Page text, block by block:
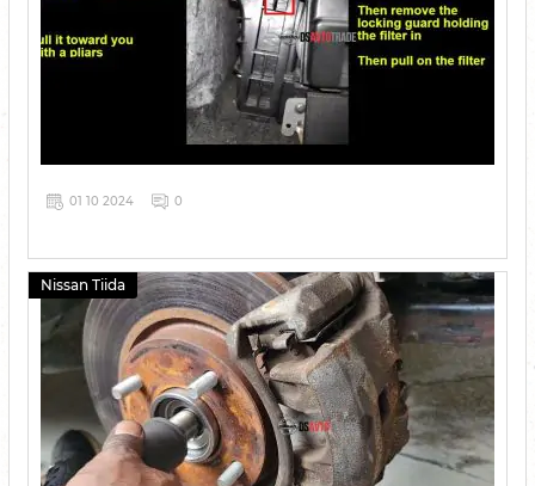
01 10 2024 0
Nissan Tiida